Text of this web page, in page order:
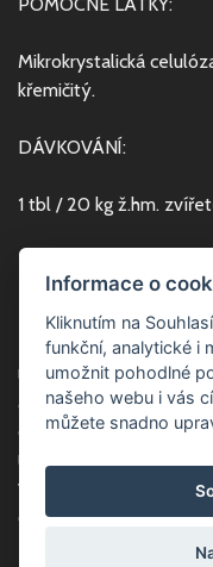
Mikrokrystalická
křemičitý.
DÁVKOVÁNÍ:
1 tbl / 20 kg ž.hm.
Přípravek je určen pro
Uchovávejte dobře
do 25 °C.
Chraňte před mrazem
Uchovávejte mimo
Veterinární přípravek je
Obsah balení: 390 g
Informace o
Kliknutím na
funkční, analytické i
umožnit pohodlné
našeho webu i vás
můžete snadno